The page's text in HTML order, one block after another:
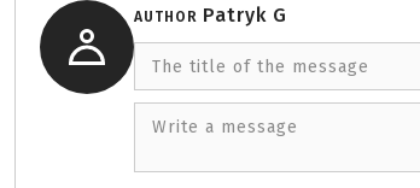
AUTHOR Patryk G
The title of the message
Write a message